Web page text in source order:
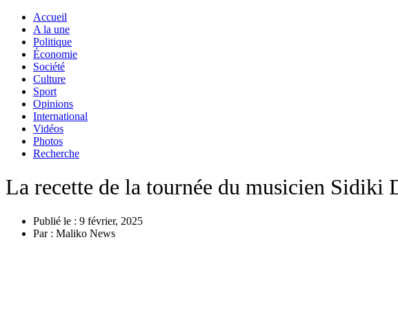
Accueil
A la une
Politique
Économie
Société
Culture
Sport
Opinions
International
Vidéos
Photos
Recherche
La recette de la tournée du musicien Sidiki
Publié le : 9 février, 2025
Par : Maliko News